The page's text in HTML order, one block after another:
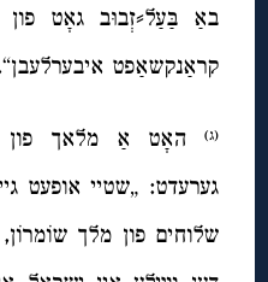
באַ בַּעַל⸗זְבוּב גאָט פון
קראַנקשאַפט
(ג)
האָט אַ מלאך פון
גערעדט: „שטיי אופעט
שלוחים פון מלך